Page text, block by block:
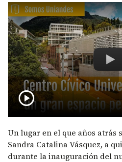
Remote video URL
play_circle
Un lugar en el que años atrás
Sandra Catalina Vásquez, a
durante la inauguración del